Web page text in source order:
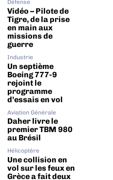
Défense
Vidéo – Pilote de
Tigre, de la prise
en main aux
missions de
guerre
Industrie
Un septième
Boeing 777-9
rejoint le
programme
d’essais en vol
Aviation Générale
Daher livre le
premier TBM 980
au Brésil
Hélicoptère
Une collision en
vol sur les feux en
Grèce a fait deux